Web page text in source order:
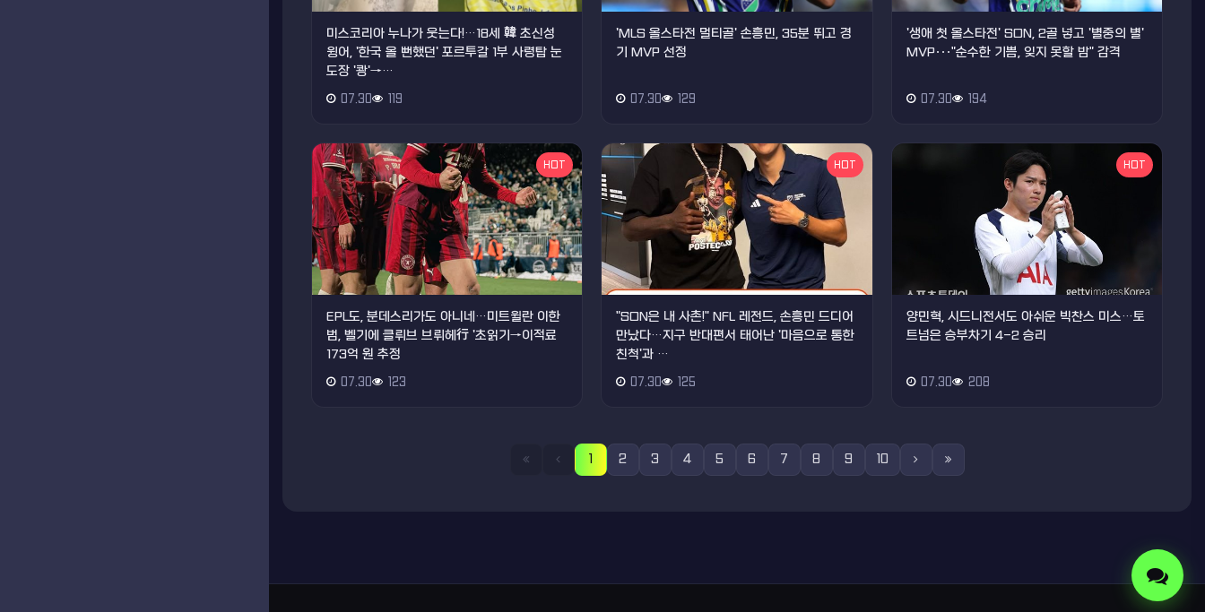
미스코리아 누나가 웃는다!…18세 韓 초신성
윙어, '한국 올 뻔했던' 포르투갈 1부 사령탑 눈
도장 '쾅'→…
07.30 119
'MLS 올스타전 멀티골' 손흥민, 35분 뛰고 경
기 MVP 선정
07.30 129
'생애 첫 올스타전' SON, 2골 넣고 '별중의 별'
MVP···"순수한 기쁨, 잊지 못할 밤" 감격
07.30 194
HOT
EPL도, 분데스리가도 아니네…미트윌란 이한
범, 벨기에 클뤼브 브뤼헤行 '초읽기→이적료
173억 원 추정
07.30 123
HOT
"SON은 내 사촌!" NFL 레전드, 손흥민 드디어
만났다…지구 반대편서 태어난 '마음으로 통한
친척'과 …
07.30 125
HOT
양민혁, 시드니전서도 아쉬운 빅찬스 미스…토
트넘은 승부차기 4-2 승리
07.30 208
1 2 3 4 5 6 7 8 9 10